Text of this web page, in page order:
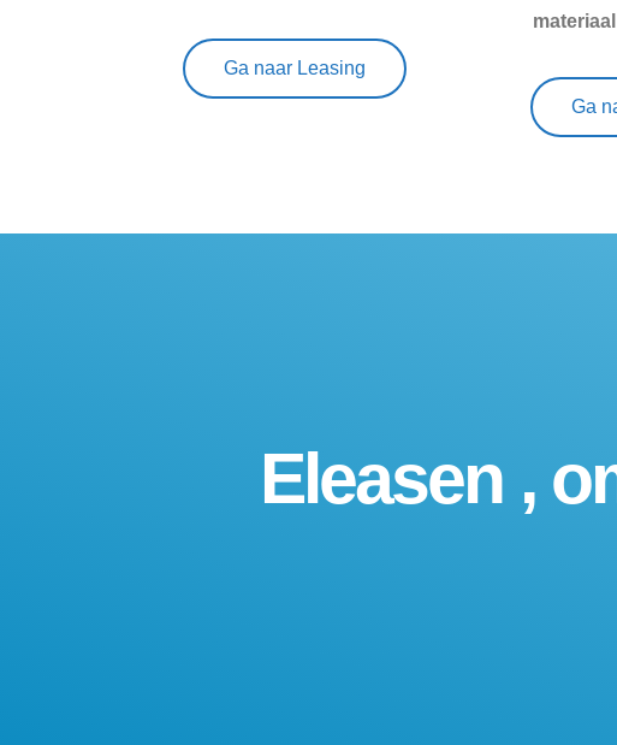
Ga naar Leasing
Ga
Eleasen ,